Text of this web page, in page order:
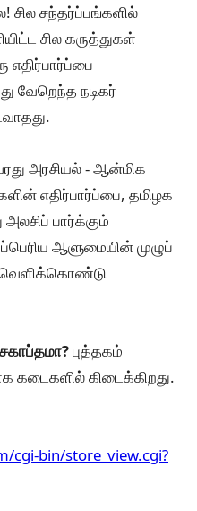
சந்தர்ப்பங்களில்
சில கருத்துகள்
எதிர்பார்ப்பை
வேறெந்த நடிகர்
அரசியல் - ஆன்மிக
எதிர்பார்ப்பை, தமிழக
பார்க்கும்
ஆளுமையின் முழுப்
வெளிக்கொண்டு
புத்தகம்
கடைகளில் கிடைக்கிறது.
cgi-bin/store_view.cgi?